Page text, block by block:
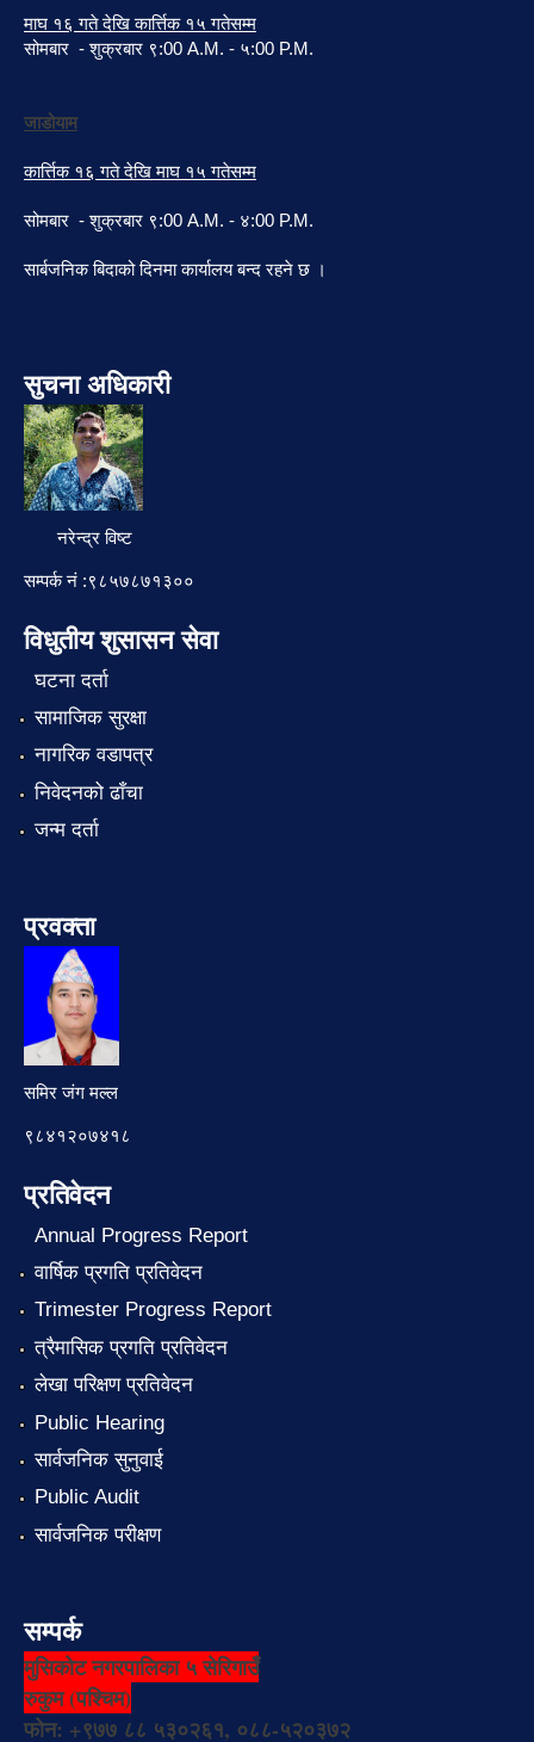
माघ १६ गते देखि कार्त्तिक १५ गतेसम्म
सोमबार - शुक्रबार ९:00 A.M. - ५:00 P.M.
जाडोयाम
कार्त्तिक १६ गते देखि माघ १५ गतेसम्म
सोमबार - शुक्रबार ९:00 A.M. - ४:00 P.M.
सार्बजनिक बिदाको दिनमा कार्यालय बन्द रहने छ ।
सुचना अधिकारी
नरेन्द्र विष्ट
सम्पर्क नं :९८५७८७१३००
विधुतीय शुसासन सेवा
घटना दर्ता
सामाजिक सुरक्षा
नागरिक वडापत्र
निवेदनको ढाँचा
जन्म दर्ता
प्रवक्ता
समिर जंग मल्ल
९८४१२०७४१८
प्रतिवेदन
Annual Progress Report
वार्षिक प्रगति प्रतिवेदन
Trimester Progress Report
त्रैमासिक प्रगति प्रतिवेदन
लेखा परिक्षण प्रतिवेदन
Public Hearing
सार्वजनिक सुनुवाई
Public Audit
सार्वजनिक परीक्षण
सम्पर्क
मुसिकोट नगरपालिका ५ सेरिगाउँ
रुकुम (पश्चिम)
फोन: +९७७ ८८ ५३०२६१, ०८८-५२०३७२